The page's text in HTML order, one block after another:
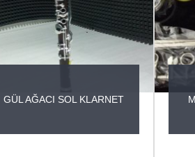
AĞACI SOL KLARNET